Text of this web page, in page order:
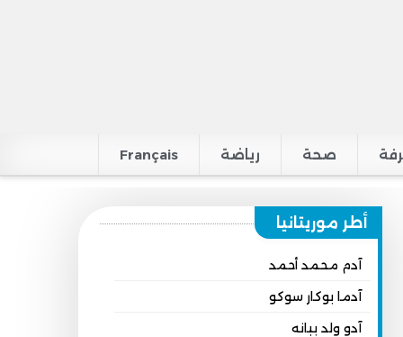
صحة رياضة Français
أطر موريتانيا
آدم محمد أحمد
آدما بوكار سوكو
آدو ولد ببانه